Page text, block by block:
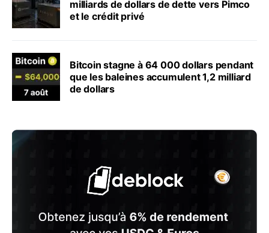
milliards de dollars de dette vers Pimco
et le crédit privé
Bitcoin stagne à 64 000 dollars pendant
que les baleines accumulent 1,2 milliard
de dollars